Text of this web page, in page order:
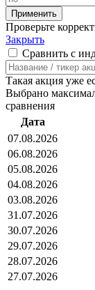
Проверьте
Закрыть
Сравнить с
Такая акция уже
Выбрано
сравнения
Дата
07.08.2026
06.08.2026
05.08.2026
04.08.2026
03.08.2026
31.07.2026
30.07.2026
29.07.2026
28.07.2026
27.07.2026